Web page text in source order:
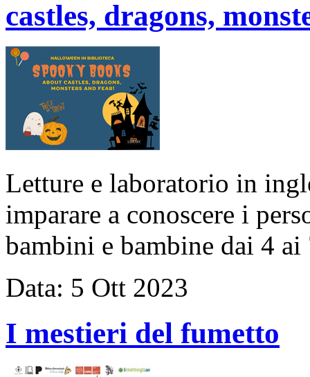
castles, dragons,
Letture e laboratorio in
imparare a conoscere i
bambini e bambine dai 4 ai
Data: 5 Ott 2023
I mestieri del fumetto